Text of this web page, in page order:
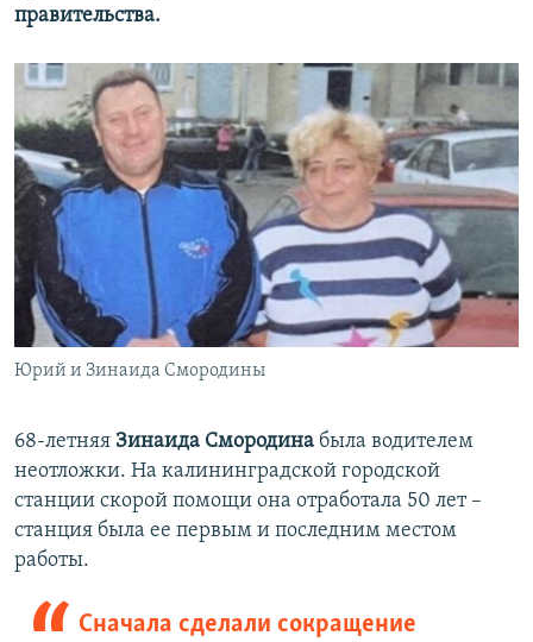
правительства.
Юрий и Зинаида Смородины
68-летняя Зинаида Смородина была водителем
неотложки. На калининградской городской
станции скорой помощи она отработала 50 лет –
станция была ее первым и последним местом
работы.
Сначала сделали сокращение